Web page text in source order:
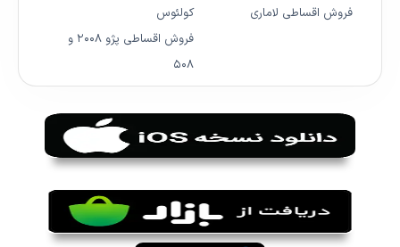
فروش اقساطی لاماری
کولئوس
فروش اقساطی پژو ۲۰۰۸ و
۵۰۸